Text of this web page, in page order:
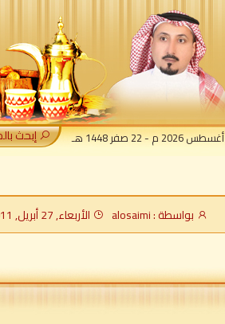
إبحث
بواسطة : alosaimi الأربعاء, 27 أبريل, 2011